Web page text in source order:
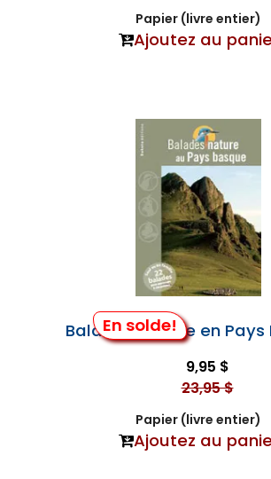
Papier (livre entier)
Ajoutez au
En solde!
Balades Nature en Pays
9,95 $
23,95 $
Papier (livre entier)
Ajoutez au